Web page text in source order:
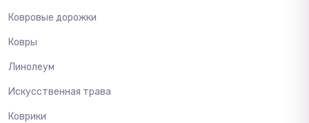
Ковровые дорожки
Ковры
Линолеум
Искусственная трава
Коврики